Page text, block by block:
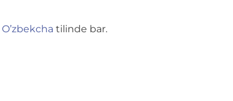
O’zbekcha tilinde bar.